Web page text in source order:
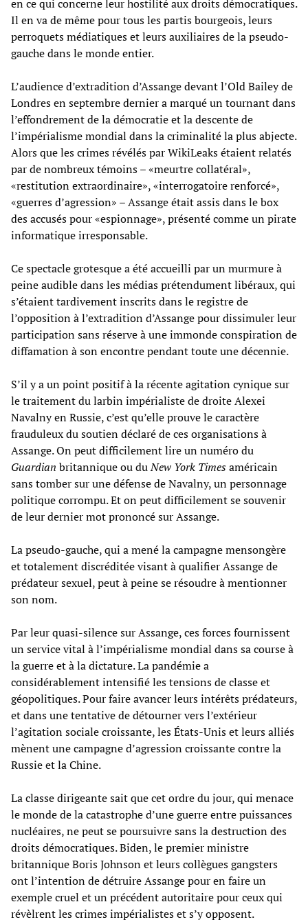
en ce qui concerne leur hostilité aux droits démocratiques.
Il en va de même pour tous les partis bourgeois, leurs
perroquets médiatiques et leurs auxiliaires de la pseudo-
gauche dans le monde entier.
L’audience d’extradition d’Assange devant l’Old Bailey de
Londres en septembre dernier a marqué un tournant dans
l’effondrement de la démocratie et la descente de
l’impérialisme mondial dans la criminalité la plus abjecte.
Alors que les crimes révélés par WikiLeaks étaient relatés
par de nombreux témoins – «meurtre collatéral»,
«restitution extraordinaire», «interrogatoire renforcé»,
«guerres d’agression» – Assange était assis dans le box
des accusés pour «espionnage», présenté comme un pirate
informatique irresponsable.
Ce spectacle grotesque a été accueilli par un murmure à
peine audible dans les médias prétendument libéraux, qui
s’étaient tardivement inscrits dans le registre de
l’opposition à l’extradition d’Assange pour dissimuler leur
participation sans réserve à une immonde conspiration de
diffamation à son encontre pendant toute une décennie.
S’il y a un point positif à la récente agitation cynique sur
le traitement du larbin impérialiste de droite Alexei
Navalny en Russie, c’est qu’elle prouve le caractère
frauduleux du soutien déclaré de ces organisations à
Assange. On peut difficilement lire un numéro du
Guardian britannique ou duNew York Timesaméricain
sans tomber sur une défense de Navalny, un personnage
politique corrompu. Et on peut difficilement se souvenir
de leur dernier mot prononcé sur Assange.
La pseudo-gauche, qui a mené la campagne mensongère
et totalement discréditée visant à qualifier Assange de
prédateur sexuel, peut à peine se résoudre à mentionner
son nom.
Par leur quasi-silence sur Assange, ces forces fournissent
un service vital à l’impérialisme mondial dans sa course à
la guerre et à la dictature. La pandémie a
considérablement intensifié les tensions de classe et
géopolitiques. Pour faire avancer leurs intérêts prédateurs,
et dans une tentative de détourner vers l’extérieur
l’agitation sociale croissante, les États-Unis et leurs alliés
mènent une campagne d’agression croissante contre la
Russie et la Chine.
La classe dirigeante sait que cet ordre du jour, qui menace
le monde de la catastrophe d’une guerre entre puissances
nucléaires, ne peut se poursuivre sans la destruction des
droits démocratiques. Biden, le premier ministre
britannique Boris Johnson et leurs collègues gangsters
ont l’intention de détruire Assange pour en faire un
exemple cruel et un précédent autoritaire pour ceux qui
révèlrent les crimes impérialistes et s’y opposent.